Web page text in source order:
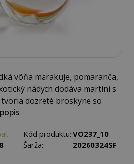
vôňa marakuje, pomaranča,
nádych dodáva martini s
dozreté broskyne so
Kód produktu: VO237_10
Šarža: 20260324SF